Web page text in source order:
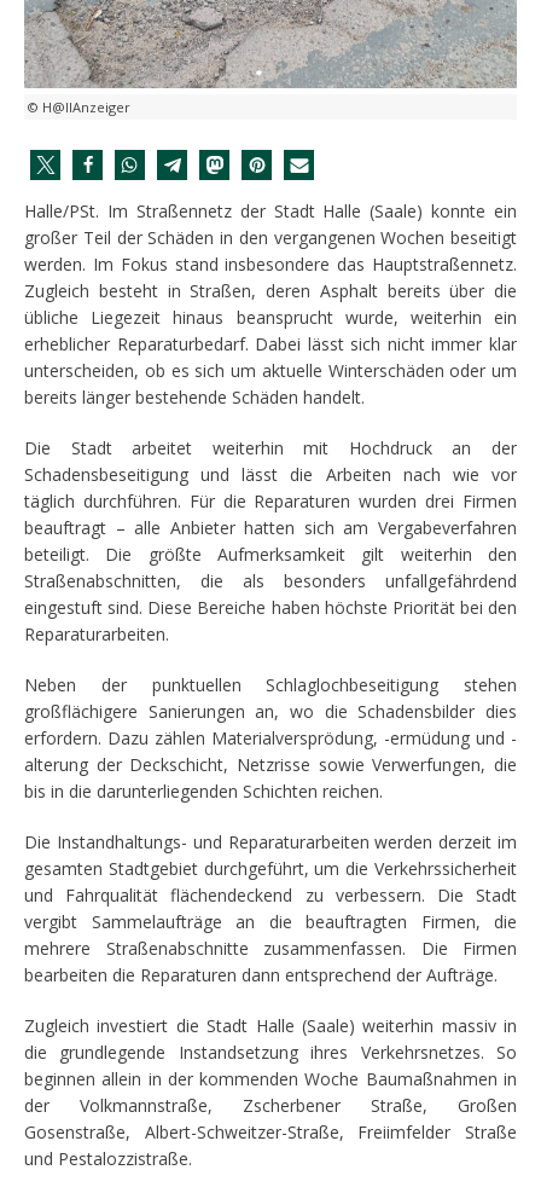
© H@llAnzeiger
Halle/PSt. Im Straßennetz der Stadt Halle (Saale) konnte ein
großer Teil der Schäden in den vergangenen Wochen beseitigt
werden. Im Fokus stand insbesondere das Hauptstraßennetz.
Zugleich besteht in Straßen, deren Asphalt bereits über die
übliche Liegezeit hinaus beansprucht wurde, weiterhin ein
erheblicher Reparaturbedarf. Dabei lässt sich nicht immer klar
unterscheiden, ob es sich um aktuelle Winterschäden oder um
bereits länger bestehende Schäden handelt.
Die Stadt arbeitet weiterhin mit Hochdruck an der
Schadensbeseitigung und lässt die Arbeiten nach wie vor
täglich durchführen. Für die Reparaturen wurden drei Firmen
beauftragt – alle Anbieter hatten sich am Vergabeverfahren
beteiligt. Die größte Aufmerksamkeit gilt weiterhin den
Straßenabschnitten, die als besonders unfallgefährdend
eingestuft sind. Diese Bereiche haben höchste Priorität bei den
Reparaturarbeiten.
Neben der punktuellen Schlaglochbeseitigung stehen
großflächigere Sanierungen an, wo die Schadensbilder dies
erfordern. Dazu zählen Materialversprödung, -ermüdung und -
alterung der Deckschicht, Netzrisse sowie Verwerfungen, die
bis in die darunterliegenden Schichten reichen.
Die Instandhaltungs- und Reparaturarbeiten werden derzeit im
gesamten Stadtgebiet durchgeführt, um die Verkehrssicherheit
und Fahrqualität flächendeckend zu verbessern. Die Stadt
vergibt Sammelaufträge an die beauftragten Firmen, die
mehrere Straßenabschnitte zusammenfassen. Die Firmen
bearbeiten die Reparaturen dann entsprechend der Aufträge.
Zugleich investiert die Stadt Halle (Saale) weiterhin massiv in
die grundlegende Instandsetzung ihres Verkehrsnetzes. So
beginnen allein in der kommenden Woche Baumaßnahmen in
der Volkmannstraße, Zscherbener Straße, Großen
Gosenstraße, Albert-Schweitzer-Straße, Freiimfelder Straße
und Pestalozzistraße.